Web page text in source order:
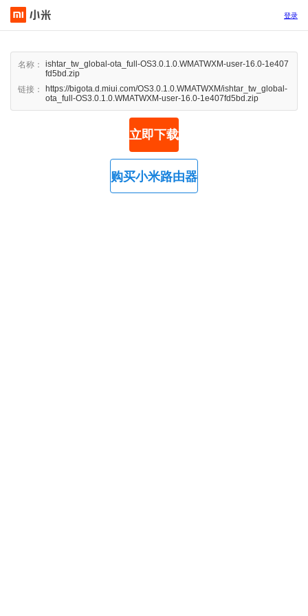
登录
名称：
ishtar_tw_global-ota_full-OS3.0.1.0.WMATWXM-user-16.0-1e407
fd5bd.zip
链接：
https://bigota.d.miui.com/OS3.0.1.0.WMATWXM/ishtar_tw_global-
ota_full-OS3.0.1.0.WMATWXM-user-16.0-1e407fd5bd.zip
立即下载
购买小米路由器